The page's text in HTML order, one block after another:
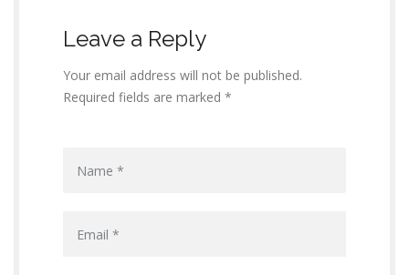
Leave a Reply
Your email address will not be published.
Required fields are marked *